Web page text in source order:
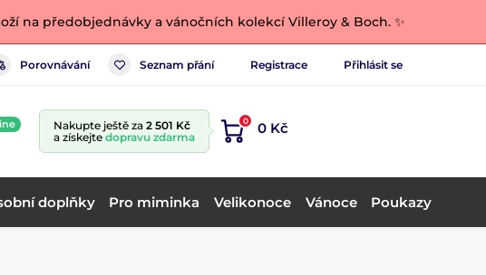
na předobjednávky a vánočních kolekcí Villeroy & Boch. ✨
Porovnávání Seznam přání Registrace Přihlásit se
Nakupte ještě za 2 501 Kč
a získejte dopravu zdarma
0 0 Kč
doplňky Pro miminka Velikonoce Vánoce Poukazy